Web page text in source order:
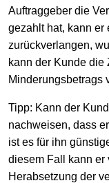
Auftraggeber die
gezahlt hat, kann er
zurückverlangen,
kann der Kunde
Minderungsbetrags
Tipp: Kann der
nachweisen, dass
ist es für ihn
diesem Fall kann er
Herabsetzung der